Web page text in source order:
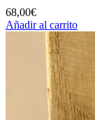
68,00€
Añadir al carrito